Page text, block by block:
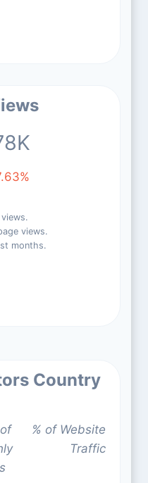
views.
months.
Country
% of Website
Traffic